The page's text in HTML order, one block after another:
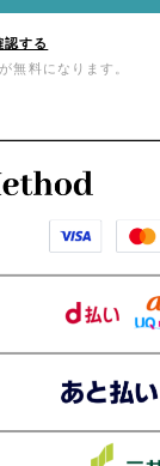
認する
無料になります。